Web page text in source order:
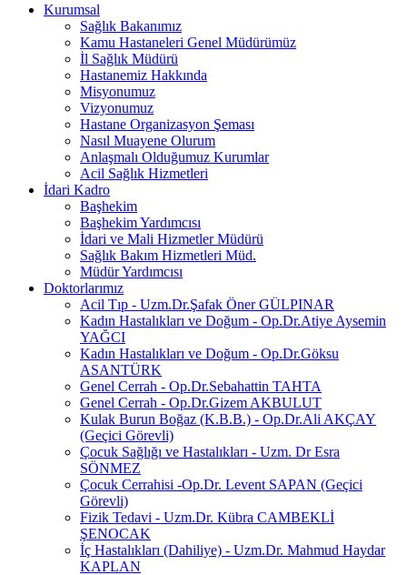
Kurumsal
Sağlık Bakanımız
Kamu Hastaneleri Genel Müdürümüz
İl Sağlık Müdürü
Hastanemiz Hakkında
Misyonumuz
Vizyonumuz
Hastane Organizasyon Şeması
Nasıl Muayene Olurum
Anlaşmalı Olduğumuz Kurumlar
Acil Sağlık Hizmetleri
İdari Kadro
Başhekim
Başhekim Yardımcısı
İdari ve Mali Hizmetler Müdürü
Sağlık Bakım Hizmetleri Müd.
Müdür Yardımcısı
Doktorlarımız
Acil Tıp - Uzm.Dr.Şafak Öner GÜLPINAR
Kadın Hastalıkları ve Doğum - Op.Dr.Atiye Aysemin
YAĞCI
Kadın Hastalıkları ve Doğum - Op.Dr.Göksu
ASANTÜRK
Genel Cerrah - Op.Dr.Sebahattin TAHTA
Genel Cerrah - Op.Dr.Gizem AKBULUT
Kulak Burun Boğaz (K.B.B.) - Op.Dr.Ali AKÇAY
(Geçici Görevli)
Çocuk Sağlığı ve Hastalıkları - Uzm. Dr Esra
SÖNMEZ
Çocuk Cerrahisi -Op.Dr. Levent SAPAN (Geçici
Görevli)
Fizik Tedavi - Uzm.Dr. Kübra CAMBEKLİ
ŞENOCAK
İç Hastalıkları (Dahiliye) - Uzm.Dr. Mahmud Haydar
KAPLAN